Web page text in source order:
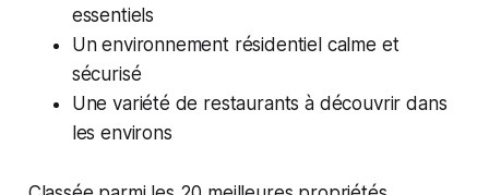
essentiels
Un environnement résidentiel calme et
sécurisé
Une variété de restaurants à découvrir dans
les environs